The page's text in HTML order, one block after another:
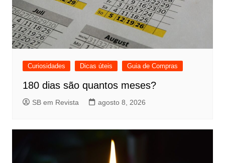
Curiosidades Dicas úteis Guia de Compras
180 dias são quantos meses?
SB em Revista agosto 8, 2026